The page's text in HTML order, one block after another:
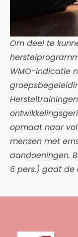
Om deel te
WMO-indicatie
opmaat naar
mensen met
aandoeningen.
6 pers.) gaat de